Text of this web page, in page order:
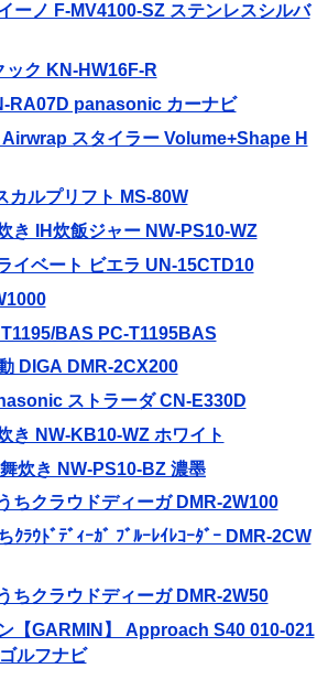
ーノ F-MV4100-SZ ステンレスシルバ
ック KN-HW16F-R
RA07D panasonic カーナビ
スタイラー Volume+Shape H
カルプリフト MS-80W
き IH炊飯ジャー NW-PS10-WZ
イベート ビエラ UN-15CTD10
BAS PC-T1195BAS
DIGA DMR-2CX200
ストラーダ CN-E330D
き NW-KB10-WZ ホワイト
炊き NW-PS10-BZ 濃墨
ちクラウドディーガ DMR-2W100
ﾗｳﾄﾞﾃﾞｨｰｶﾞ ﾌﾞﾙｰﾚｲﾚｺｰﾀﾞｰ DMR-2CW
ちクラウドディーガ DMR-2W50
【GARMIN】 Approach S40 010-021
ルフナビ